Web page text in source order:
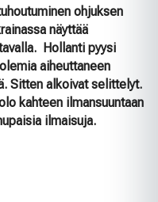
ohjuksen
näyttää
Hollanti pyysi
aiheuttaneen
Sitten alkoivat selittelyt.
kahteen ilmansuuntaan
ilmaisuja.